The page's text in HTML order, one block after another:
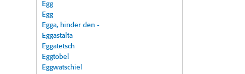
Egg
Egg
Egga, hinder den -
Eggastalta
Eggatetsch
Eggtobel
Eggwatschiel